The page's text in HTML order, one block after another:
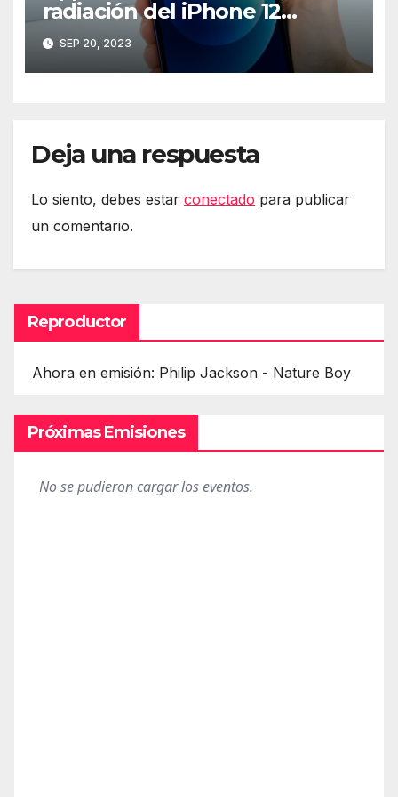
radiación del iPhone 12
mediante software
SEP 20, 2023
Deja una respuesta
Lo siento, debes estar conectado para publicar
un comentario.
Reproductor
Ahora en emisión: Philip Jackson - Nature Boy
Próximas Emisiones